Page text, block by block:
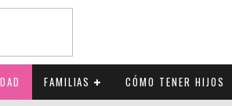
FAMILIAS CÓMO TENER HIJOS